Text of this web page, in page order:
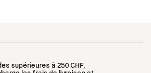
supérieures à 250 CHF,